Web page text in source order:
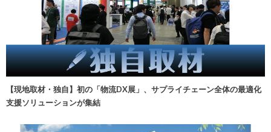
【現地取材・独自】初の「物流DX展」、サプライチェーン全体の最適化
支援ソリューションが集結